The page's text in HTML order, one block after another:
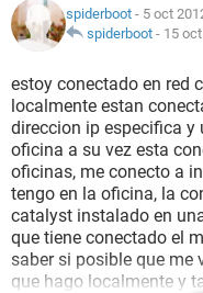
spiderboot - 5 oct
spiderboot - 15
estoy conectado en red
localmente estan
direccion ip especifica y
oficina a su vez esta
oficinas, me conecto a
tengo en la oficina, la
catalyst instalado en
que tiene conectado el
saber si posible que me
que hago localmente y